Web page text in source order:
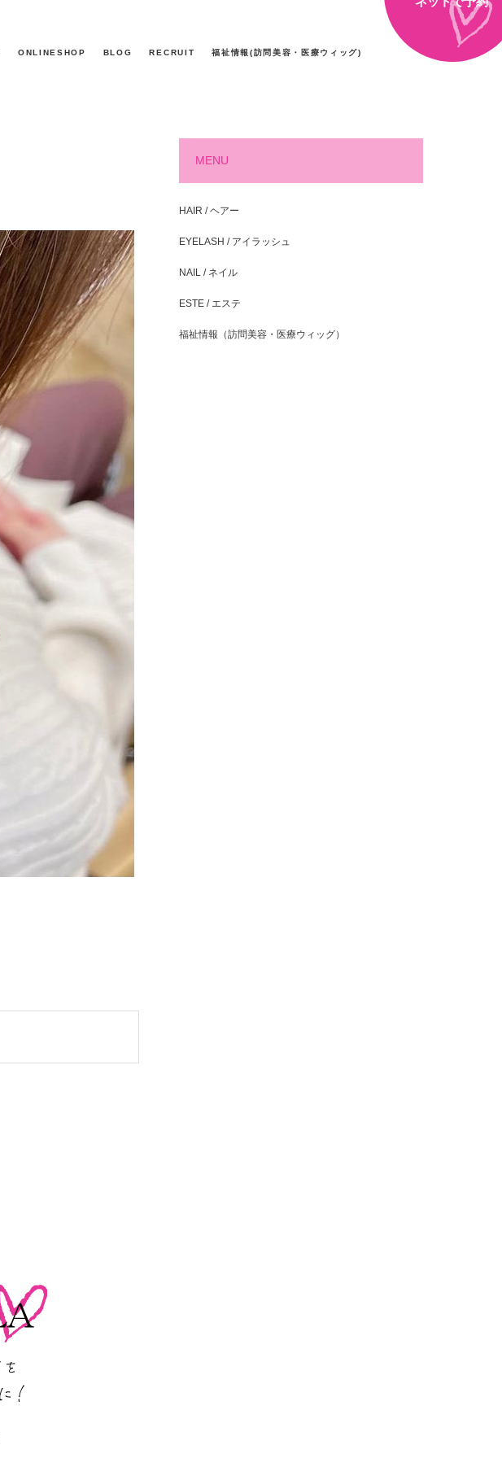
ONLINESHOP BLOG RECRUIT 福祉情報(訪問美容・医療ウィッグ)
MENU
HAIR / ヘアー
EYELASH / アイラッシュ
NAIL / ネイル
ESTE / エステ
福祉情報（訪問美容・医療ウィッグ）